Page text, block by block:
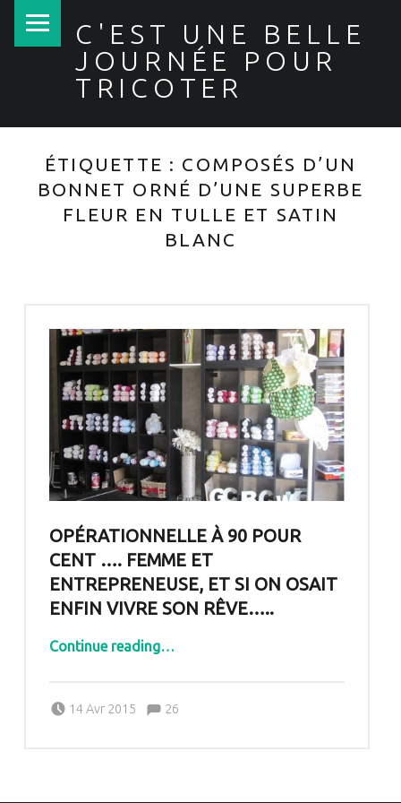
C'EST UNE BELLE
JOURNÉE POUR
TRICOTER
ÉTIQUETTE : COMPOSÉS D’UN
BONNET ORNÉ D’UNE SUPERBE
FLEUR EN TULLE ET SATIN
BLANC
OPÉRATIONNELLE À 90 POUR
CENT …. FEMME ET
ENTREPRENEUSE, ET SI ON OSAIT
ENFIN VIVRE SON RÊVE…..
Continue reading“Opérationnelle à 90 pour cent …. femme et entrepreneuse, et si on osait enfin vivre son rêve…..”
…
14 Avr 2015
Pascale G&-BdC-WKF
Comments:26